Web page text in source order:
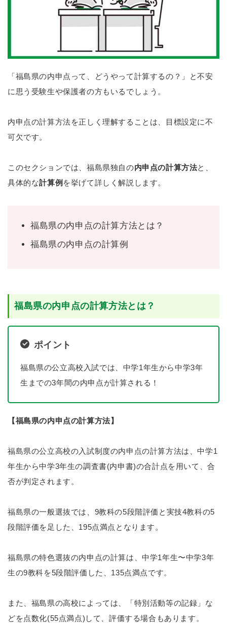
「福島県の内申点って、どうやって計算するの？」と不安
に思う受験生や保護者の方もいるでしょう。
内申点の計算方法を正しく理解することは、目標設定に不
可欠です。
このセクションでは、福島県独自の内申点の計算方法と、
具体的な計算例 を挙げて詳しく解説します。
福島県の内申点の計算方法とは？
福島県の内申点の計算例
福島県の内申点の計算方法とは？
ポイント
福島県の公立高校入試では、中学1年生から中学3年
生までの3年間の内申点が計算される！
【福島県の内申点の計算方法】
福島県の公立高校の入試制度の内申点の計算方法は、中学1
年生から中学3年生の調査書(内申書)の合計点を用いて、合
否が判定されます。
福島県の一般選抜では、9教科の5段階評価と実技4教科の5
段階評価を足した、195点満点となります。
福島県の特色選抜の内申点の計算は、中学1年生〜中学3年
生の9教科を5段階評価した、135点満点です。
また、福島県の高校によっては、「特別活動等の記録」な
どを点数化(55点満点)して、評価する場合もあります。